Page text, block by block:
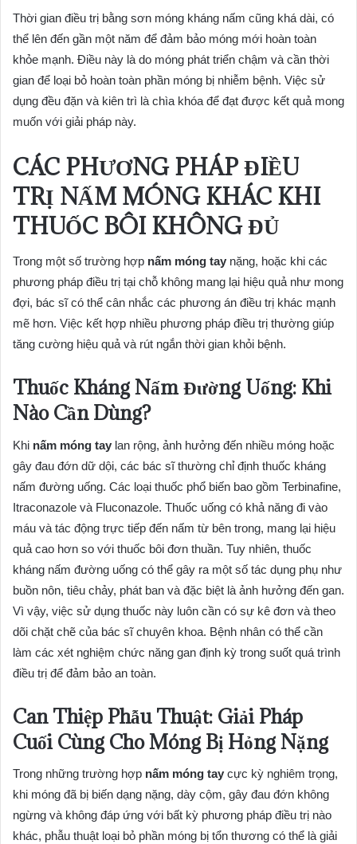
Thời gian điều trị bằng sơn móng kháng nấm cũng khá dài, có
thể lên đến gần một năm để đảm bảo móng mới hoàn toàn
khỏe mạnh. Điều này là do móng phát triển chậm và cần thời
gian để loại bỏ hoàn toàn phần móng bị nhiễm bệnh. Việc sử
dụng đều đặn và kiên trì là chìa khóa để đạt được kết quả mong
muốn với giải pháp này.
CÁC PHƯƠNG PHÁP ĐIỀU
TRỊ NẤM MÓNG KHÁC KHI
THUỐC BÔI KHÔNG ĐỦ
Trong một số trường hợp nấm móng tay nặng, hoặc khi các
phương pháp điều trị tại chỗ không mang lại hiệu quả như mong
đợi, bác sĩ có thể cân nhắc các phương án điều trị khác mạnh
mẽ hơn. Việc kết hợp nhiều phương pháp điều trị thường giúp
tăng cường hiệu quả và rút ngắn thời gian khỏi bệnh.
Thuốc Kháng Nấm Đường Uống: Khi
Nào Cần Dùng?
Khi nấm móng tay lan rộng, ảnh hưởng đến nhiều móng hoặc
gây đau đớn dữ dội, các bác sĩ thường chỉ định thuốc kháng
nấm đường uống. Các loại thuốc phổ biến bao gồm Terbinafine,
Itraconazole và Fluconazole. Thuốc uống có khả năng đi vào
máu và tác động trực tiếp đến nấm từ bên trong, mang lại hiệu
quả cao hơn so với thuốc bôi đơn thuần. Tuy nhiên, thuốc
kháng nấm đường uống có thể gây ra một số tác dụng phụ như
buồn nôn, tiêu chảy, phát ban và đặc biệt là ảnh hưởng đến gan.
Vì vậy, việc sử dụng thuốc này luôn cần có sự kê đơn và theo
dõi chặt chẽ của bác sĩ chuyên khoa. Bệnh nhân có thể cần
làm các xét nghiệm chức năng gan định kỳ trong suốt quá trình
điều trị để đảm bảo an toàn.
Can Thiệp Phẫu Thuật: Giải Pháp
Cuối Cùng Cho Móng Bị Hỏng Nặng
Trong những trường hợp nấm móng tay cực kỳ nghiêm trọng,
khi móng đã bị biến dạng nặng, dày cộm, gây đau đớn không
ngừng và không đáp ứng với bất kỳ phương pháp điều trị nào
khác, phẫu thuật loại bỏ phần móng bị tổn thương có thể là giải